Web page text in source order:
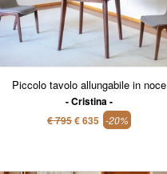
Piccolo tavolo allungabile in noce
Cristina
€ 795€ 635 -20%